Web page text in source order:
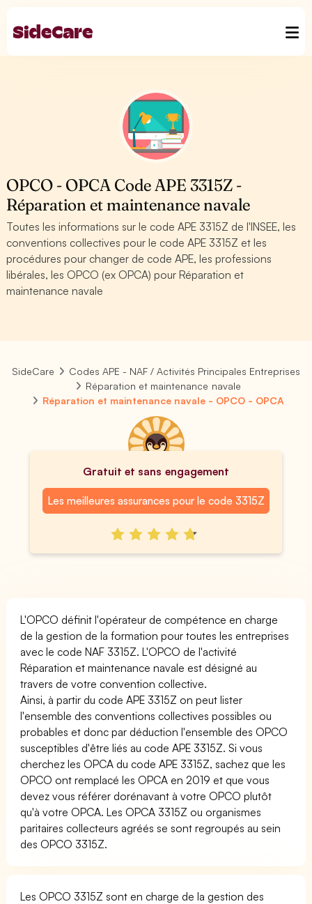
OPCO - OPCA Code APE 3315Z -
Réparation et maintenance navale
Toutes les informations sur le code APE 3315Z de l'INSEE, les
conventions collectives pour le code APE 3315Z et les
procédures pour changer de code APE, les professions
libérales, les OPCO (ex OPCA) pour Réparation et
maintenance navale
SideCare
Codes APE - NAF / Activités Principales Entreprises
Réparation et maintenance navale
Réparation et maintenance navale - OPCO - OPCA
Gratuit et sans engagement
Les meilleures assurances pour le code 3315Z
L'OPCO définit l'opérateur de compétence en charge
de la gestion de la formation pour toutes les entreprises
avec le code NAF 3315Z. L'OPCO de l'activité
Réparation et maintenance navale est désigné au
travers de votre convention collective.
Ainsi, à partir du code APE 3315Z on peut lister
l'ensemble des conventions collectives possibles ou
probables et donc par déduction l'ensemble des OPCO
susceptibles d'être liés au code APE 3315Z. Si vous
cherchez les OPCA du code APE 3315Z, sachez que les
OPCO ont remplacé les OPCA en 2019 et que vous
devez vous référer dorénavant à votre OPCO plutôt
qu'à votre OPCA. Les OPCA 3315Z ou organismes
paritaires collecteurs agréés se sont regroupés au sein
des OPCO 3315Z.
Les OPCO 3315Z sont en charge de la gestion des